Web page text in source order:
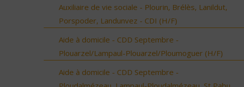
Auxiliaire de vie sociale - Plourin, Brélès, Lanildut,
Porspoder, Landunvez - CDI (H/F)
Aide à domicile - CDD Septembre -
Plouarzel/Lampaul-Plouarzel/Ploumoguer (H/F)
Aide à domicile - CDD Septembre -